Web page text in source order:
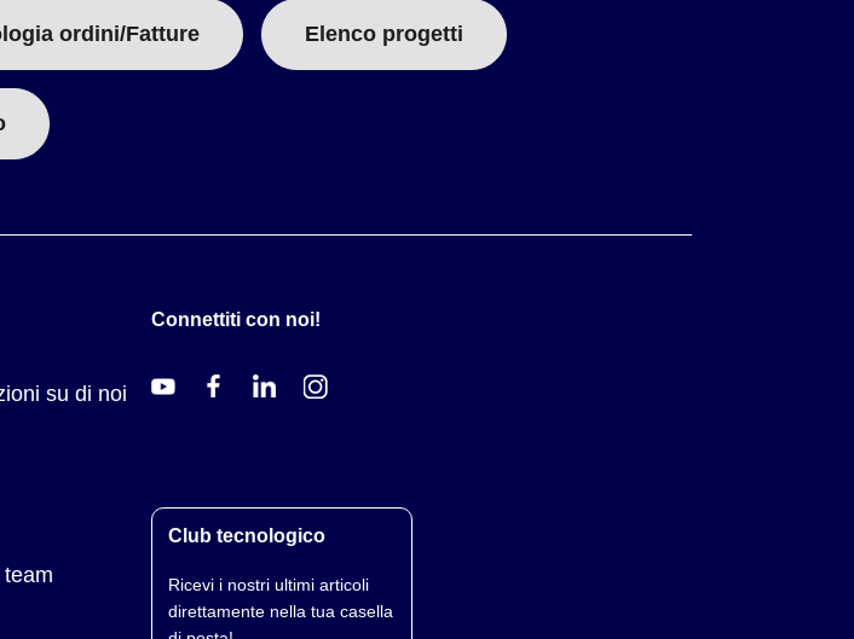
ordini/Fatture Elenco progetti
su di noi
Connettiti con noi!
Club tecnologico
Ricevi i nostri ultimi articoli
direttamente nella tua casella